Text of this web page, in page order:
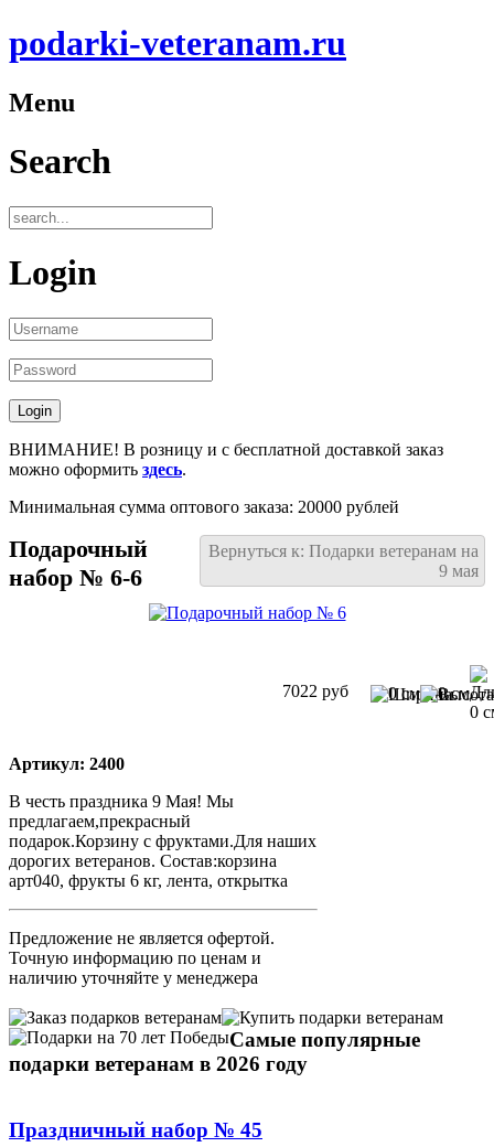
podarki-veteranam.ru
Menu
Search
Login
ВНИМАНИЕ! В розницу и с бесплатной доставкой заказ
можно оформить здесь.
Минимальная сумма оптового заказа: 20000 рублей
Вернуться к: Подарки ветеранам на
9 мая
Подарочный
набор № 6-6
7022 руб 0 см
0 см
0
Артикул: 2400
В честь праздника 9 Мая! Мы
предлагаем,прекрасный
подарок.Корзину с фруктами.Для наших
дорогих ветеранов. Состав:корзина
арт040, фрукты 6 кг, лента, открытка
Предложение не является офертой.
Точную информацию по ценам и
наличию уточняйте у менеджера
Самые популярные
подарки ветеранам в 2026 году
Праздничный набор № 45